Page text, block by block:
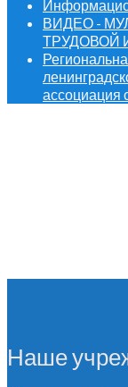
ВИДЕО -
ТРУДОВОЙ
ассоциация
Наше